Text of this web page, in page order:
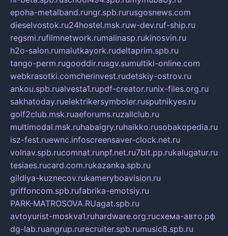
epoha-metalband.rungr.spb.rurusgosnews.com
dieselvostok.ru24hostel.msk.ruw-dev.ruf-ship.ru
regsmi.rufilmnetwork.rumalinasp.rukinosvin.ru
h2o-salon.rumalutkayork.rudeltaprim.spb.ru
tango-perm.rugooddir.rusgv.sumultiki-online.com
webkrasotki.comcherinvest.rudetskiy-ostrov.ru
ankou.spb.rualvesta1.rupdf-creator.runix-files.org.ru
sakhatoday.ruelektrikersymboler.rusputnikyes.ru
golf2club.msk.ruaeforums.ruzallclub.ru
multimodal.msk.ruhabaigry.ruhaikko.rusobakopedia.ru
isz-fest.ruewnc.infoscreensaver-clock.net.ru
volnav.spb.rucomnat.runpf.net.ru7bit.pp.rukalugatur.ru
tesiaes.rucard.com.rukazanka.spb.ru
gildiya-kuznecov.rukameryboavision.ru
griffoncom.spb.rufabrika-emotsiy.ru
PARK-MATROSOVA.RUagat.spb.ru
avtoyurist-moskva1.ruhardware.org.ruсхема-авто.рф
dg-lab.ruangrup.rurecruiter.spb.rumusic8.spb.ru